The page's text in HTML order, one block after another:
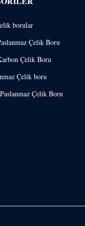
borular
Çelik Boru
Çelik Boru
Çelik boru
Çelik Boru